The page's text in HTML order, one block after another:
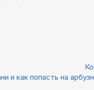
и как попасть на